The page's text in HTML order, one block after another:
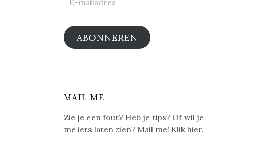
mailadres
ABONNEREN
MAIL ME
Zie je een fout? Heb je tips? Of wil je
me iets laten zien? Mail me! Klikhier.